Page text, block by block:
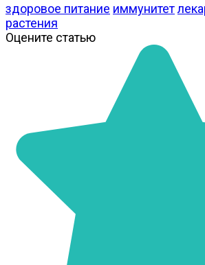
здоровое питание иммунитет
растения
Оцените статью